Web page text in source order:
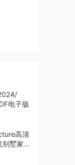
电子版
高清
墅家居